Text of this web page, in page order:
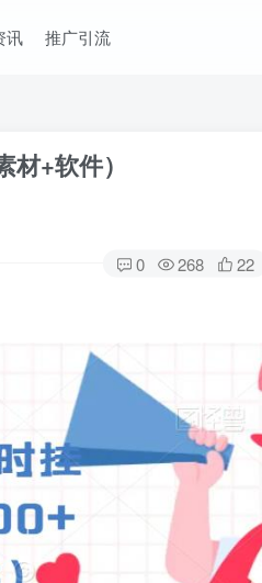
讯 推广引流
+软件）
0 268 22